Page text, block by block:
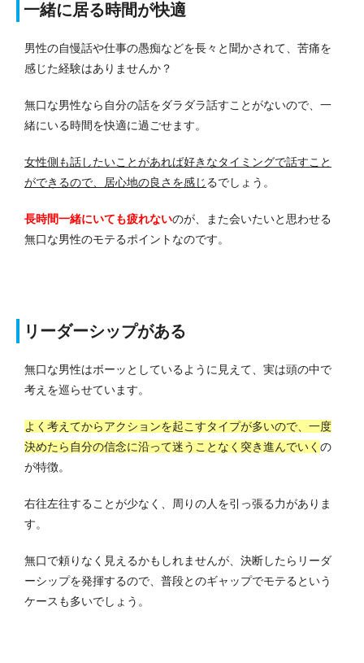
一緒に居る時間が快適
男性の自慢話や仕事の愚痴などを長々と聞かされて、苦痛を
感じた経験はありませんか？
無口な男性なら自分の話をダラダラ話すことがないので、一
緒にいる時間を快適に過ごせます。
女性側も話したいことがあれば好きなタイミングで話すこと
ができるので、居心地の良さを感じるでしょう。
長時間一緒にいても疲れないのが、また会いたいと思わせる
無口な男性のモテるポイントなのです。
リーダーシップがある
無口な男性はボーッとしているように見えて、実は頭の中で
考えを巡らせています。
よく考えてからアクションを起こすタイプが多いので、一度
決めたら自分の信念に沿って迷うことなく突き進んでいく の
が特徴。
右往左往することが少なく、周りの人を引っ張る力がありま
す。
無口で頼りなく見えるかもしれませんが、決断したらリーダ
ーシップを発揮するので、普段とのギャップでモテるという
ケースも多いでしょう。